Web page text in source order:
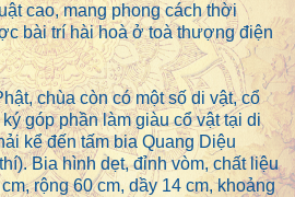
cao, mang phong cách thời
bài trí hài hoà ở toà thượng điện
chùa còn có một số di vật, cổ
góp phần làm giàu cổ vật tại di
kể đến tấm bia Quang Diệu
Bia hình dẹt, đỉnh vòm, chất liệu
rộng 60 cm, dầy 14 cm, khoảng